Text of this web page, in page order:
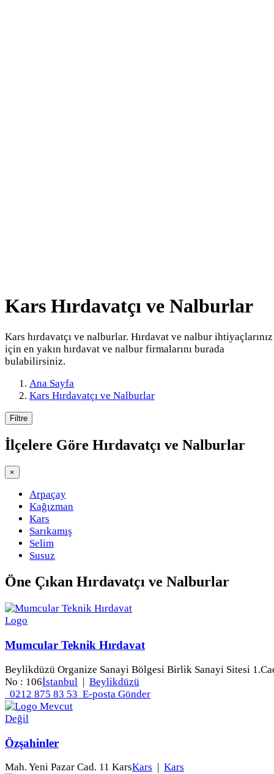
Kars Hırdavatçı ve Nalburlar
Kars hırdavatçı ve nalburlar. Hırdavat ve nalbur ihtiyaçlarınız
için en yakın hırdavat ve nalbur firmalarını burada
bulabilirsiniz.
Ana Sayfa
Kars Hırdavatçı ve Nalburlar
Filtre
İlçelere Göre Hırdavatçı ve Nalburlar
×
Arpaçay
Kağızman
Kars
Sarıkamış
Selim
Susuz
Öne Çıkan Hırdavatçı ve Nalburlar
Mumcular Teknik Hırdavat
Beylikdüzü Organize Sanayi Bölgesi Birlik Sanayi Sitesi
No : 106İstanbul | Beylikdüzü
0212 875 83 53 E-posta Gönder
Özşahinler
Mah. Yeni Pazar Cad. 11 KarsKars Kars